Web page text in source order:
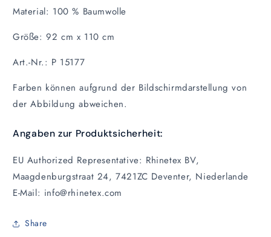
Material: 100 % Baumwolle
Größe: 92 cm x 110 cm
Art.-Nr.: P 15177
Farben können aufgrund der Bildschirmdarstellung von
der Abbildung abweichen.
Angaben zur Produktsicherheit:
EU Authorized Representative: Rhinetex BV,
Maagdenburgstraat 24, 7421ZC Deventer, Niederlande
E-Mail: info@rhinetex.com
Share